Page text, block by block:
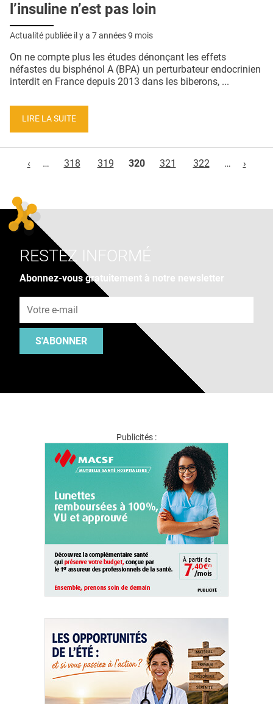
l’insuline n’est pas loin
Actualité publiée il y a 7 années 9 mois
On ne compte plus les études dénonçant les effets
néfastes du bisphénol A (BPA) un perturbateur endocrinien
interdit en France depuis 2013 dans les biberons, ...
LIRE LA SUITE
‹
… 318 319 320 321 322 … ›
RESTEZ INFORMÉ
Abonnez-vous gratuitement à notre newsletter
S'ABONNER
Publicités :